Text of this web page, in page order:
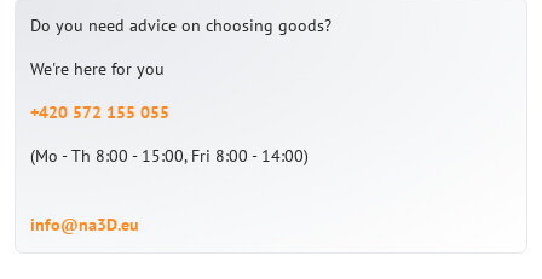
Do you need advice on choosing goods?
We're here for you
+420 572 155 055
(Mo - Th 8:00 - 15:00, Fri 8:00 - 14:00)
info@na3D.eu